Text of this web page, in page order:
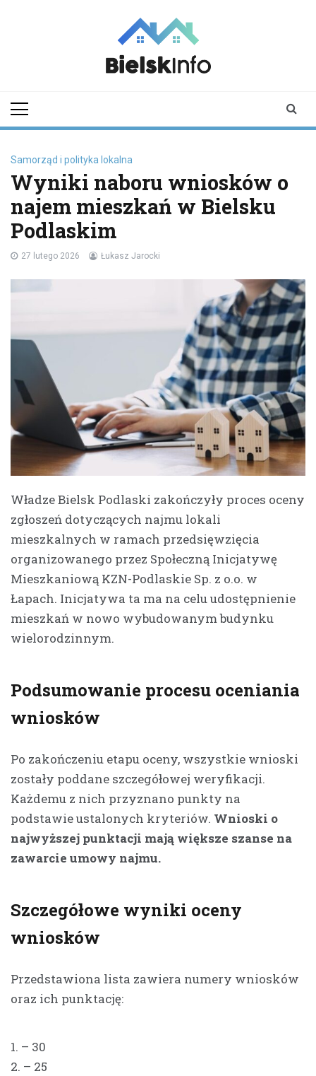
Podlaskiego i
Samorząd i polityka lokalna
Wyniki naboru wniosków o
najem mieszkań w Bielsku
Podlaskim
27 lutego 2026 Łukasz Jarocki
Władze Bielsk Podlaski zakończyły proces oceny
zgłoszeń dotyczących najmu lokali
mieszkalnych w ramach przedsięwzięcia
organizowanego przez Społeczną Inicjatywę
Mieszkaniową KZN-Podlaskie Sp. z o.o. w
Łapach. Inicjatywa ta ma na celu udostępnienie
mieszkań w nowo wybudowanym budynku
wielorodzinnym.
Podsumowanie procesu oceniania
wniosków
Po zakończeniu etapu oceny, wszystkie wnioski
zostały poddane szczegółowej weryfikacji.
Każdemu z nich przyznano punkty na
podstawie ustalonych kryteriów. Wnioski o
najwyższej punktacji mają większe szanse na
zawarcie umowy najmu.
Szczegółowe wyniki oceny
wniosków
Przedstawiona lista zawiera numery wniosków
oraz ich punktację:
1. – 30
2. – 25